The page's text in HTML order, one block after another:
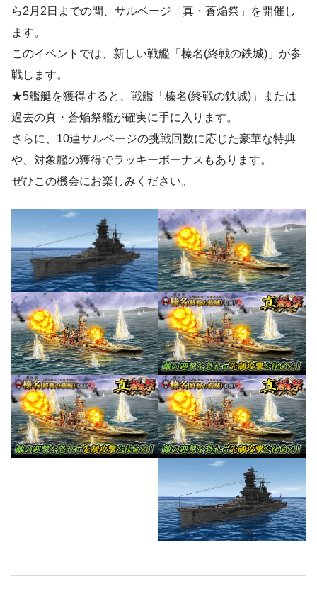
ら2月2日までの間、サルベージ「真・蒼焔祭」を開催し
ます。
このイベントでは、新しい戦艦「榛名(終戦の鉄城)」が参
戦します。
★5艦艇を獲得すると、戦艦「榛名(終戦の鉄城)」または
過去の真・蒼焔祭艦が確実に手に入ります。
さらに、10連サルベージの挑戦回数に応じた豪華な特典
や、対象艦の獲得でラッキーボーナスもあります。
ぜひこの機会にお楽しみください。